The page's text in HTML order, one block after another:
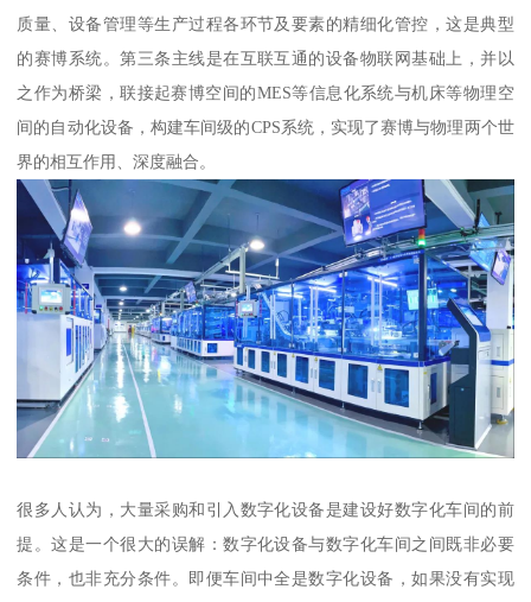
质量、设备管理等生产过程各环节及要素的精细化管控，这是典型
的赛博系统。第三条主线是在互联互通的设备物联网基础上，并以
之作为桥梁，联接起赛博空间的MES等信息化系统与机床等物理空
间的自动化设备，构建车间级的CPS系统，实现了赛博与物理两个世
界的相互作用、深度融合。
很多人认为，大量采购和引入数字化设备是建设好数字化车间的前
提。这是一个很大的误解：数字化设备与数字化车间之间既非必要
条件，也非充分条件。即便车间中全是数字化设备，如果没有实现